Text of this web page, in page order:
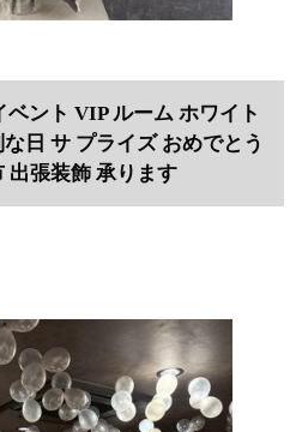
ント VIP ルーム ホワイト
日 サ プライズ おめでとう
出張装飾 承ります